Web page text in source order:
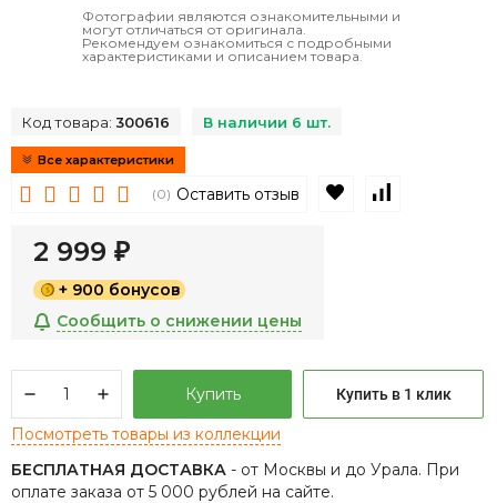
Фотографии являются ознакомительными и
могут отличаться от оригинала.
Рекомендуем ознакомиться с подробными
характеристиками и описанием товара.
Код товара: 300616 В наличии 6 шт.
Все характеристики
(0) Оставить отзыв В избранное
2 999 ₽
+ 900 бонусов
Сообщить о снижении цены
Купить Купить в 1 клик
Посмотреть товары из коллекции
БЕСПЛАТНАЯ ДОСТАВКА - от Москвы и до Урала. При
оплате заказа от 5 000 рублей на сайте.